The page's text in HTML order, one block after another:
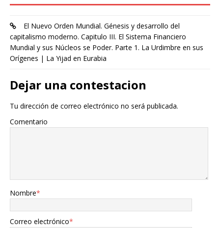
El Nuevo Orden Mundial. Génesis y desarrollo del
capitalismo moderno. Capitulo III. El Sistema Financiero
Mundial y sus Núcleos se Poder. Parte 1. La Urdimbre en sus
Orígenes | La Yijad en Eurabia
Dejar una contestacion
Tu dirección de correo electrónico no será publicada.
Comentario
Nombre*
Correo electrónico*